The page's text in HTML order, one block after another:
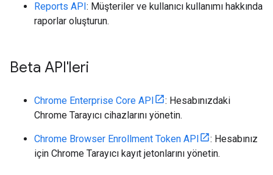
Reports API: Müşteriler ve kullanıcı kullanımı hakkında
raporlar oluşturun.
Beta API'leri
Chrome Enterprise Core API
: Hesabınızdaki
Chrome Tarayıcı cihazlarını yönetin.
Chrome Browser Enrollment Token API
: Hesabınız
için Chrome Tarayıcı kayıt jetonlarını yönetin.